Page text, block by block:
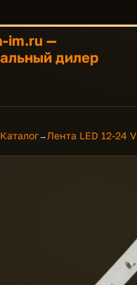
Каталог→Лента LED 12-24 V